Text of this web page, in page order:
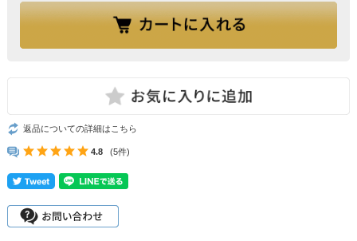
返品についての詳細はこちら
4.8 (5件)